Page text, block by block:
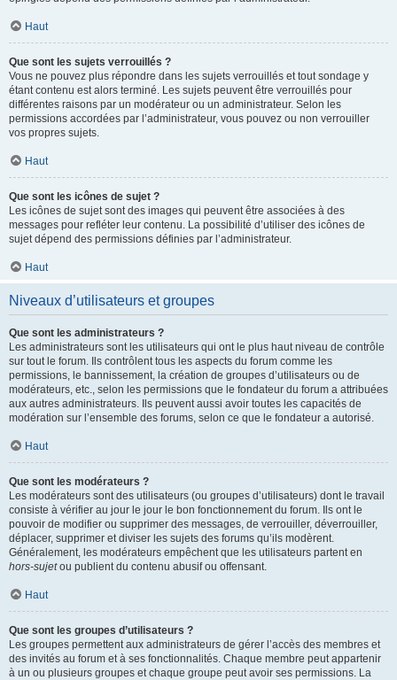
Haut
Que sont les sujets verrouillés ?
Vous ne pouvez plus répondre dans les sujets verrouillés et tout sondage y
étant contenu est alors terminé. Les sujets peuvent être verrouillés pour
différentes raisons par un modérateur ou un administrateur. Selon les
permissions accordées par l’administrateur, vous pouvez ou non verrouiller
vos propres sujets.
Haut
Que sont les icônes de sujet ?
Les icônes de sujet sont des images qui peuvent être associées à des
messages pour refléter leur contenu. La possibilité d’utiliser des icônes de
sujet dépend des permissions définies par l’administrateur.
Haut
Niveaux d’utilisateurs et groupes
Que sont les administrateurs ?
Les administrateurs sont les utilisateurs qui ont le plus haut niveau de contrôle
sur tout le forum. Ils contrôlent tous les aspects du forum comme les
permissions, le bannissement, la création de groupes d’utilisateurs ou de
modérateurs, etc., selon les permissions que le fondateur du forum a attribuées
aux autres administrateurs. Ils peuvent aussi avoir toutes les capacités de
modération sur l’ensemble des forums, selon ce que le fondateur a autorisé.
Haut
Que sont les modérateurs ?
Les modérateurs sont des utilisateurs (ou groupes d’utilisateurs) dont le travail
consiste à vérifier au jour le jour le bon fonctionnement du forum. Ils ont le
pouvoir de modifier ou supprimer des messages, de verrouiller, déverrouiller,
déplacer, supprimer et diviser les sujets des forums qu’ils modèrent.
Généralement, les modérateurs empêchent que les utilisateurs partent en
hors-sujetou publient du contenu abusif ou offensant.
Haut
Que sont les groupes d’utilisateurs ?
Les groupes permettent aux administrateurs de gérer l’accès des membres et
des invités au forum et à ses fonctionnalités. Chaque membre peut appartenir
à un ou plusieurs groupes et chaque groupe peut avoir ses permissions. La